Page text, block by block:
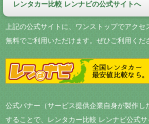
レンタカー比較 レンナビの公式サイトへ
上記の公式サイトに、ワンストップでアクセ
無料でご利用いただけます。ぜひご利用くだ
公式バナー（サービス提供企業自身が製作し
することで、レンタカー比較 レンナビ公式